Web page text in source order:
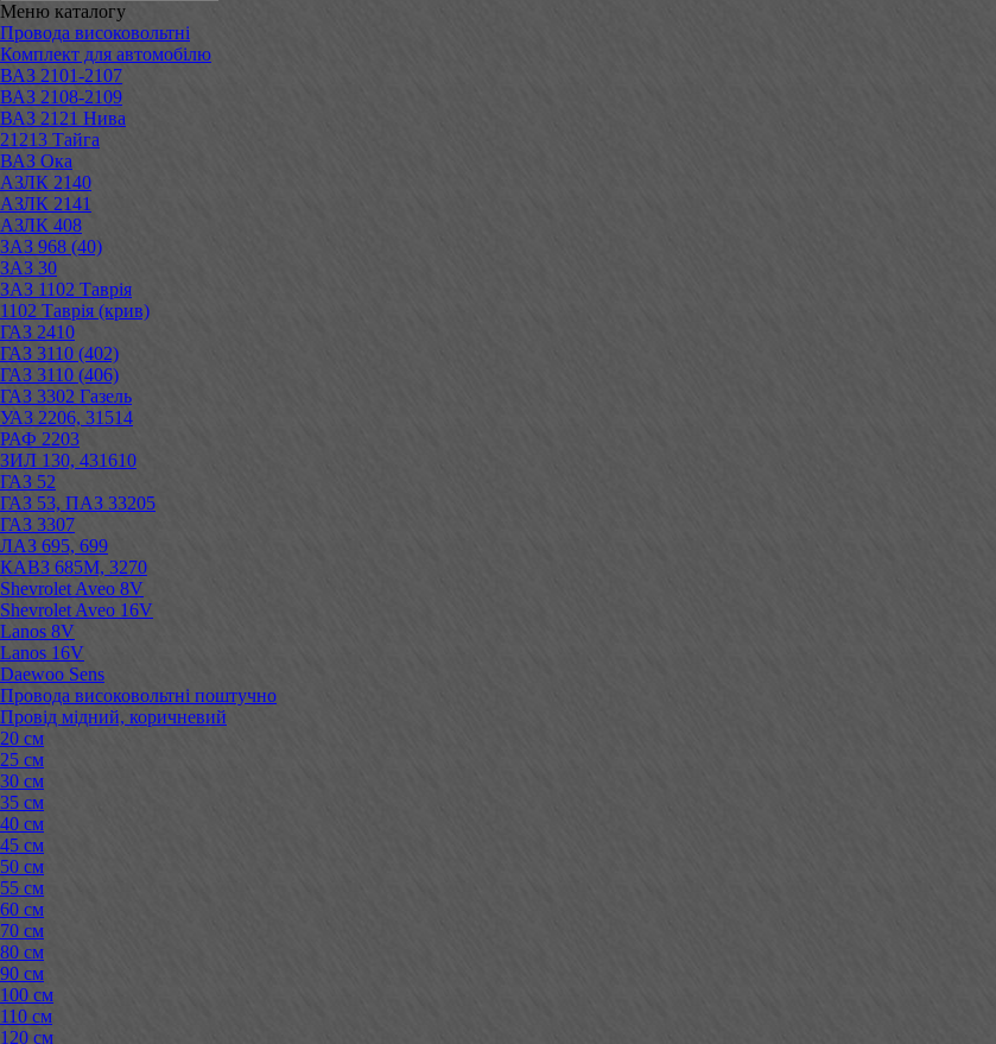
Меню каталогу
Провода високовольтні
Комплект для автомобілю
ВАЗ 2101-2107
ВАЗ 2108-2109
ВАЗ 2121 Нива
21213 Тайга
ВАЗ Ока
АЗЛК 2140
АЗЛК 2141
АЗЛК 408
ЗАЗ 968 (40)
ЗАЗ 30
ЗАЗ 1102 Таврія
1102 Таврія (крив)
ГАЗ 2410
ГАЗ 3110 (402)
ГАЗ 3110 (406)
ГАЗ 3302 Газель
УАЗ 2206, 31514
РАФ 2203
ЗИЛ 130, 431610
ГАЗ 52
ГАЗ 53, ПАЗ 33205
ГАЗ 3307
ЛАЗ 695, 699
КАВЗ 685М, 3270
Shevrolet Aveo 8V
Shevrolet Aveo 16V
Lanos 8V
Lanos 16V
Daewoo Sens
Провода високовольтні поштучно
Провід мідний, коричневий
20 см
25 см
30 см
35 см
40 см
45 см
50 см
55 см
60 см
70 см
80 см
90 см
100 см
110 см
120 см